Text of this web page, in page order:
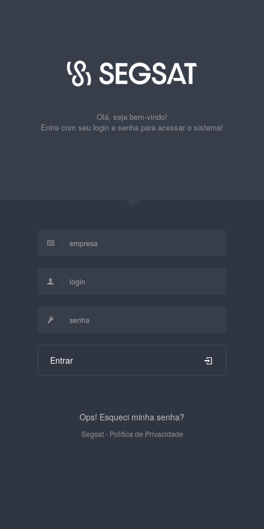
Olá, seja bem-vindo!
Entre com seu login e senha para acessar o sistema!
Entrar
Ops! Esqueci minha senha?
Segsat- Política de Privacidade